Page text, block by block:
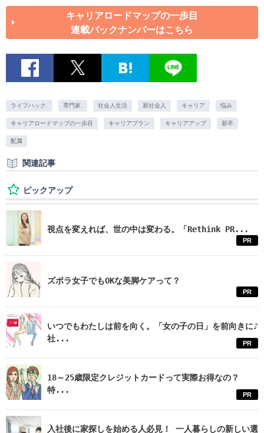
キャリアロードマップの一歩目
連載バックナンバーはこちら
ライフハック. 専門家. 社会人生活 新社会人 キャリア 悩み
キャリアロードマップの一歩目 キャリアプラン キャリアアップ 新卒
配属
関連記事
ピックアップ
視点を変えれば、世の中は変わる。「Rethink PR...
PR
ズボラ女子でもOKな美脚ケアって？
PR
いつでもわたしは前を向く。「女の子の日」を前向きに♪
社...
PR
18～25歳限定クレジットカードって実際お得なの？
特...
PR
入社後に家探しを始める人必見！ 一人暮らしの新しい選